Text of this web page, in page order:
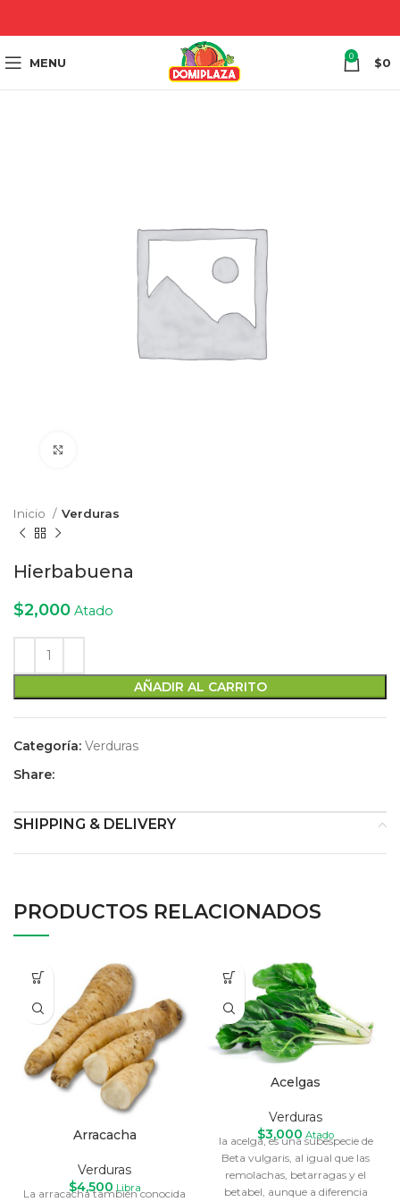
MENU 0 $0
Inicio Verduras
Hierbabuena
$2,000 Atado
AÑADIR AL CARRITO
Categoría: Verduras
Share:
SHIPPING & DELIVERY
PRODUCTOS RELACIONADOS
Arracacha
Verduras
$4,500 Libra
La arracacha también conocida
Acelgas
Verduras
$3,000 Atado
la acelga, es una subespecie de
Beta vulgaris, al igual que las
remolachas, betarragas y el
betabel, aunque a diferencia